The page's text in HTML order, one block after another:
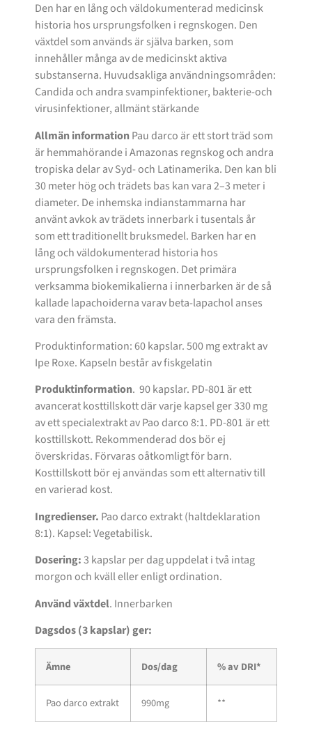
Den har en lång och väldokumenterad medicinsk
historia hos ursprungsfolken i regnskogen. Den
växtdel som används är själva barken, som
innehåller många av de medicinskt aktiva
substanserna. Huvudsakliga användningsområden:
Candida och andra svampinfektioner, bakterie-och
virusinfektioner, allmänt stärkande
Allmän informationPau darco är ett stort träd som
är hemmahörande i Amazonas regnskog och andra
tropiska delar av Syd- och Latinamerika. Den kan bli
30 meter hög och trädets bas kan vara 2–3 meter i
diameter. De inhemska indianstammarna har
använt avkok av trädets innerbark i tusentals år
som ett traditionellt bruksmedel. Barken har en
lång och väldokumenterad historia hos
ursprungsfolken i regnskogen. Det primära
verksamma biokemikalierna i innerbarken är de så
kallade lapachoiderna varav beta-lapachol anses
vara den främsta.
Produktinformation: 60 kapslar. 500 mg extrakt av
Ipe Roxe. Kapseln består av fiskgelatin
Produktinformation. 90 kapslar. PD-801 är ett
avancerat kosttillskott där varje kapsel ger 330 mg
av ett specialextrakt av Pao darco 8:1. PD-801 är ett
kosttillskott. Rekommenderad dos bör ej
överskridas. Förvaras oåtkomligt för barn.
Kosttillskott bör ej användas som ett alternativ till
en varierad kost.
Ingredienser. Pao darco extrakt (haltdeklaration
8:1). Kapsel: Vegetabilisk.
Dosering:3 kapslar per dag uppdelat i två intag
morgon och kväll eller enligt ordination.
Använd växtdel. Innerbarken
Dagsdos (3 kapslar) ger:
Ämne Dos/dag % av DRI*
Pao darco extrakt 990mg **